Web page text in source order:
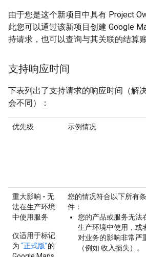
由于您是这个新项目中具有 Project
此您可以通过该新项目创建 Google
持请求，也可以查询与其关联的结算账
支持响应时间
下表列出了支持请求的响应时间（解
会不同）：
优先级 示例情况
重大影响 - 无
法在生产环境
中使用服务
仅适用于标记
为 “正式版”的
您的情况符合以下所有条
件：
您的产品或服务无法
生产环境中使用，或
对业务的影响非常严
（例如 收入损失）。